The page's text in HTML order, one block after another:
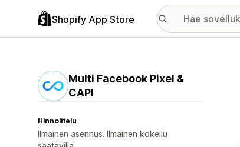
Shopify App Store
Multi Facebook Pixel &
CAPI
Hinnoittelu
Ilmainen asennus. Ilmainen kokeilu